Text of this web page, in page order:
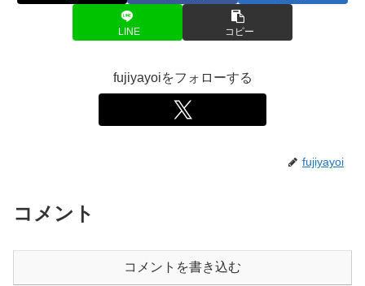
LINE コピー
fujiyayoiをフォローする
fujiyayoi
コメント
コメントを書き込む